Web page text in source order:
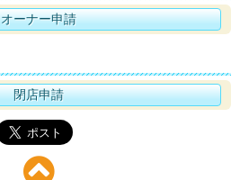
オーナー申請
閉店申請